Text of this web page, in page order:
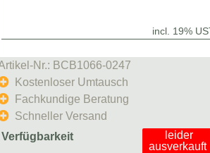
incl. 19%
Nr.: BCB1066-0247
Kostenloser Umtausch
Fachkundige Beratung
Schneller Versand
Verfügbarkeit
leider
ausverkauft